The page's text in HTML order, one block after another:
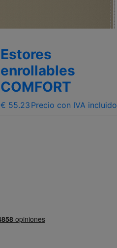
Estores
enrollables
COMFORT
€ 55.23 Precio con IVA incluido